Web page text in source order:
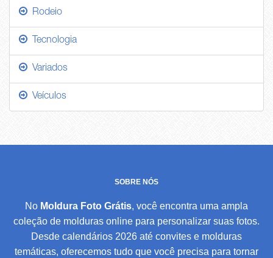
Rodeio
Tecnologia
Variados
Veículos
SOBRE NÓS
No Moldura Foto Grátis, você encontra uma ampla
coleção de molduras online para personalizar suas fotos.
Desde calendários 2026 até convites e molduras
temáticas, oferecemos tudo que você precisa para tornar